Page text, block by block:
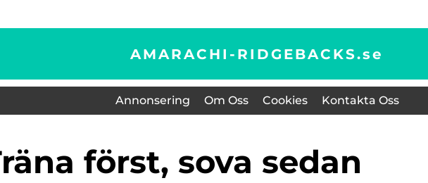
AMARACHI-RIDGEBACKS.se
Annonsering Om Oss Cookies Kontakta Oss
Träna först, sova sedan